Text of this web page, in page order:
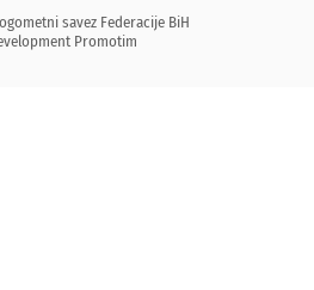
savez Federacije BiH
Promotim